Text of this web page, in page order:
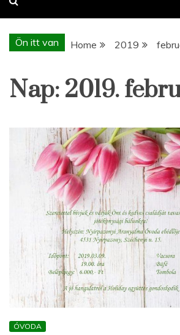
Ön itt van Home 2019
Nap: 2019.
ÓVODA